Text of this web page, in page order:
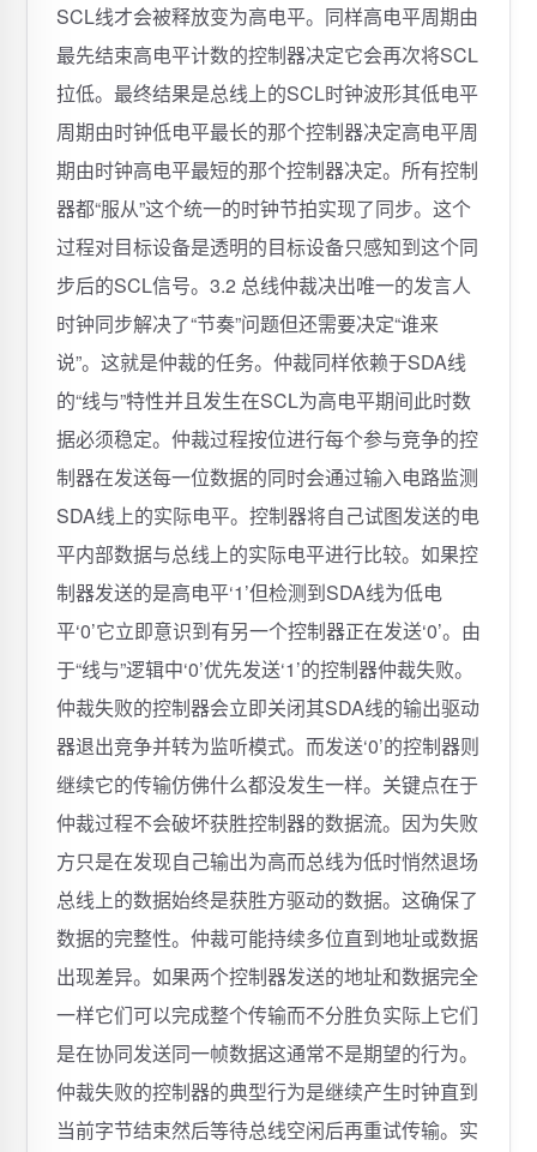
SCL线才会被释放变为高电平。同样高电平周期由
最先结束高电平计数的控制器决定它会再次将SCL
拉低。最终结果是总线上的SCL时钟波形其低电平
周期由时钟低电平最长的那个控制器决定高电平周
期由时钟高电平最短的那个控制器决定。所有控制
器都“服从”这个统一的时钟节拍实现了同步。这个
过程对目标设备是透明的目标设备只感知到这个同
步后的SCL信号。3.2 总线仲裁决出唯一的发言人
时钟同步解决了“节奏”问题但还需要决定“谁来
说”。这就是仲裁的任务。仲裁同样依赖于SDA线
的“线与”特性并且发生在SCL为高电平期间此时数
据必须稳定。仲裁过程按位进行每个参与竞争的控
制器在发送每一位数据的同时会通过输入电路监测
SDA线上的实际电平。控制器将自己试图发送的电
平内部数据与总线上的实际电平进行比较。如果控
制器发送的是高电平‘1’但检测到SDA线为低电
平‘0’它立即意识到有另一个控制器正在发送‘0’。由
于“线与”逻辑中‘0’优先发送‘1’的控制器仲裁失败。
仲裁失败的控制器会立即关闭其SDA线的输出驱动
器退出竞争并转为监听模式。而发送‘0’的控制器则
继续它的传输仿佛什么都没发生一样。关键点在于
仲裁过程不会破坏获胜控制器的数据流。因为失败
方只是在发现自己输出为高而总线为低时悄然退场
总线上的数据始终是获胜方驱动的数据。这确保了
数据的完整性。仲裁可能持续多位直到地址或数据
出现差异。如果两个控制器发送的地址和数据完全
一样它们可以完成整个传输而不分胜负实际上它们
是在协同发送同一帧数据这通常不是期望的行为。
仲裁失败的控制器的典型行为是继续产生时钟直到
当前字节结束然后等待总线空闲后再重试传输。实